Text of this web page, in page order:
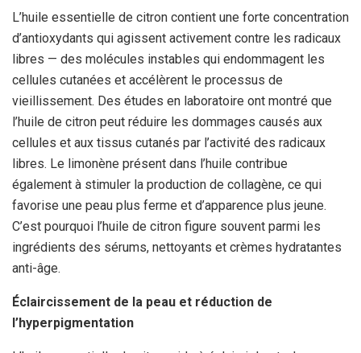
L’huile essentielle de citron contient une forte concentration
d’antioxydants qui agissent activement contre les radicaux
libres — des molécules instables qui endommagent les
cellules cutanées et accélèrent le processus de
vieillissement. Des études en laboratoire ont montré que
l’huile de citron peut réduire les dommages causés aux
cellules et aux tissus cutanés par l’activité des radicaux
libres. Le limonène présent dans l’huile contribue
également à stimuler la production de collagène, ce qui
favorise une peau plus ferme et d’apparence plus jeune.
C’est pourquoi l’huile de citron figure souvent parmi les
ingrédients des sérums, nettoyants et crèmes hydratantes
anti-âge.
Éclaircissement de la peau et réduction de
l’hyperpigmentation